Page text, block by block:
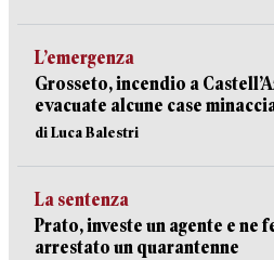
L’emergenza
Grosseto, incendio a
evacuate alcune case
di Luca Balestri
La sentenza
Prato, investe un agente e ne
arrestato un quarantenne